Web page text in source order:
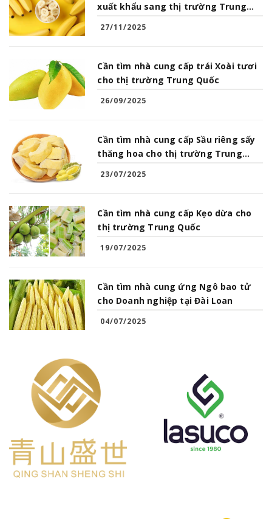
xuất khẩu sang thị trường Trung
27/11/2025
Cần tìm nhà cung cấp trái Xoài tươi
cho thị trường Trung Quốc
26/09/2025
Cần tìm nhà cung cấp Sầu riêng sấy
thăng hoa cho thị trường Trung
23/07/2025
Cần tìm nhà cung cấp Kẹo dừa cho
thị trường Trung Quốc
19/07/2025
Cần tìm nhà cung ứng Ngô bao tử
cho Doanh nghiệp tại Đài Loan
04/07/2025